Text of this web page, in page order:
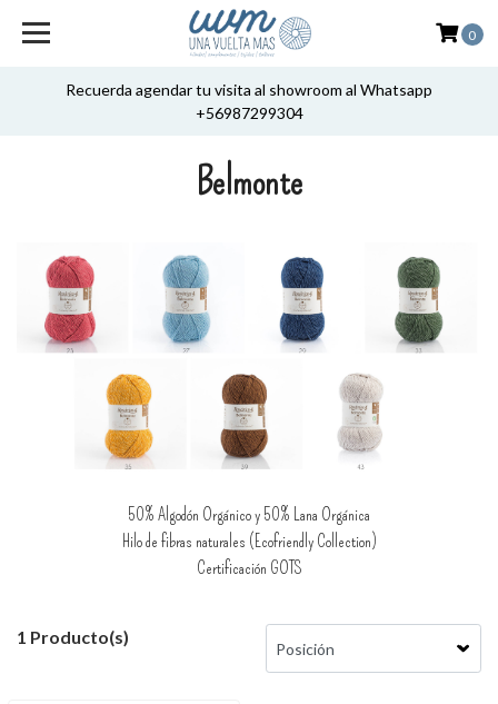
Recuerda agendar tu visita al showroom al Whatsapp
+56987299304
0
Belmonte
50% Algodón Orgánico y 50% Lana Orgánica
Hilo de fibras naturales (Ecofriendly Collection)
Certificación GOTS
1 Producto(s)